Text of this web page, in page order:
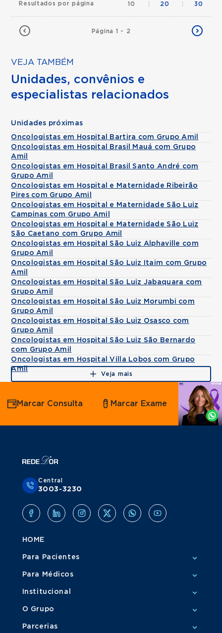
Página 1 - 2
Resultados por página 10 20 30
VEJA TAMBÉM
Unidades, convênios e
especialistas relacionados
Unidades próximas
Oncologistas em Hospital Bartira com Grupo Amil
Oncologistas em Hospital Brasil Mauá com Grupo
Amil
Oncologistas em Hospital Brasil Santo André com
Grupo Amil
Oncologistas em Hospital e Maternidade Ribeirão
Pires com Grupo Amil
Oncologistas em Hospital e Maternidade São Luiz
Campinas com Grupo Amil
Oncologistas em Hospital e Maternidade São Luiz
São Caetano com Grupo Amil
Oncologistas em Hospital São Luiz Alphaville com
Grupo Amil
Oncologistas em Hospital São Luiz Itaim com Grupo
Amil
Oncologistas em Hospital São Luiz Jabaquara com
Grupo Amil
Oncologistas em Hospital São Luiz Morumbi com
Grupo Amil
Oncologistas em Hospital São Luiz Osasco com
Grupo Amil
Oncologistas em Hospital São Luiz São Bernardo
com Grupo Amil
Oncologistas em Hospital Villa Lobos com Grupo
Amil
Veja mais
Agende
por
Whatsapp
Marcar Consulta Marcar Exame
Central
3003-3230
HOME
Para Pacientes
Para Médicos
Institucional
O Grupo
Parcerias